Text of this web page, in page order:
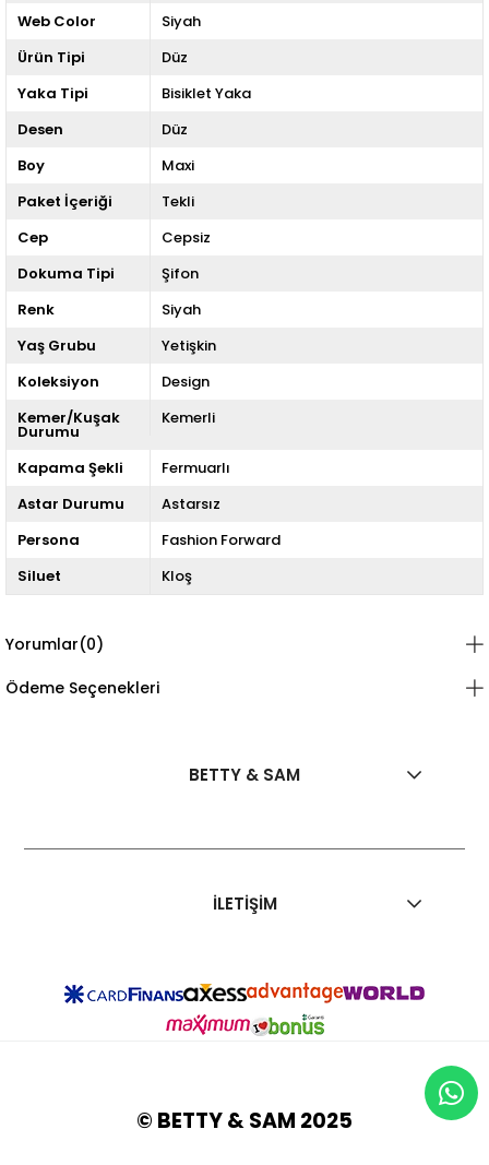
Web Color
Siyah
Ürün Tipi
Düz
Yaka Tipi
Bisiklet Yaka
Desen
Düz
Boy
Maxi
Paket İçeriği
Tekli
Cep
Cepsiz
Dokuma Tipi
Şifon
Renk
Siyah
Yaş Grubu
Yetişkin
Koleksiyon
Design
Kemer/Kuşak
Durumu
Kemerli
Kapama Şekli
Fermuarlı
Astar Durumu
Astarsız
Persona
Fashion Forward
Siluet
Kloş
Yorumlar(0)
Ödeme Seçenekleri
BETTY & SAM
İLETİŞİM
© BETTY & SAM 2025